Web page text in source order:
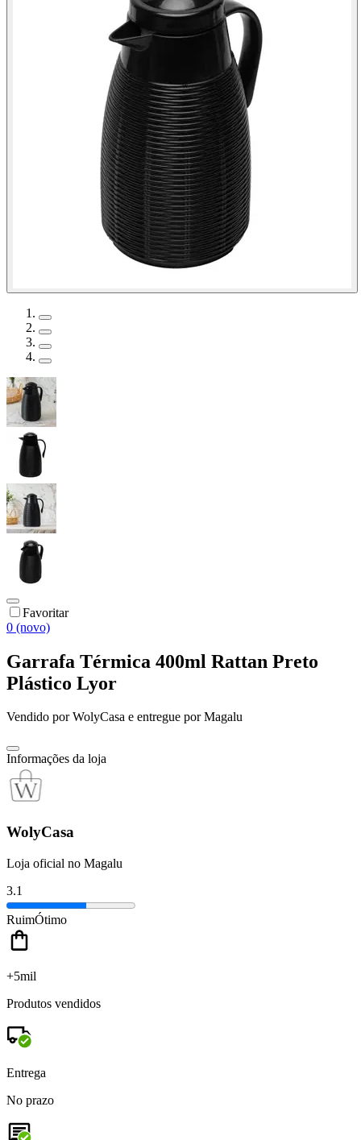
Favoritar
0 (novo)
Garrafa Térmica 400ml Rattan Preto
Plástico Lyor
Vendido porWolyCasa e entregue por Magalu
Informações da loja
WolyCasa
Loja oficial no Magalu
3.1
RuimÓtimo
+5mil
Produtos vendidos
Entrega
No prazo